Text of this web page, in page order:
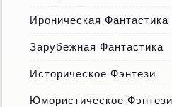
Ироническая Фантастика
Зарубежная Фантастика
Историческое Фэнтези
Юмористическое Фэнтези